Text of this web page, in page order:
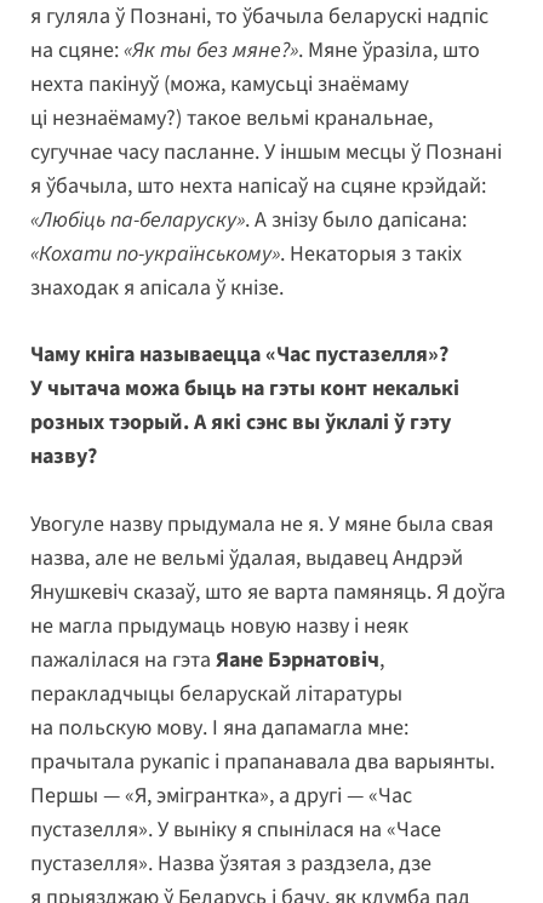
я гуляла ў Познані, то ўбачыла беларускі надпіс
на сцяне:«Як ты без мяне?». Мяне ўразіла, што
нехта пакінуў (можа, камусьці знаёмаму
ці незнаёмаму?) такое вельмі кранальнае,
сугучнае часу пасланне. У іншым месцы ў Познані
я ўбачыла, што нехта напісаў на сцяне крэйдай:
«Любіць па-беларуску». А знізу было дапісана:
«Кохати по-українському». Некаторыя з такіх
знаходак я апісала ў кнізе.
Чаму кніга называецца «Час пустазелля»?
У чытача можа быць на гэты конт некалькі
розных тэорый. А які сэнс вы ўклалі ў гэту
назву?
Увогуле назву прыдумала не я. У мяне была свая
назва, але не вельмі ўдалая, выдавец Андрэй
Янушкевіч сказаў, што яе варта памяняць. Я доўга
не магла прыдумаць новую назву і неяк
пажалілася на гэта Яане Бэрнатовіч,
перакладчыцы беларускай літаратуры
на польскую мову. І яна дапамагла мне:
прачытала рукапіс і прапанавала два варыянты.
Першы — «Я, эмігрантка», а другі — «Час
пустазелля». У выніку я спынілася на «Часе
пустазелля». Назва ўзятая з раздзела, дзе